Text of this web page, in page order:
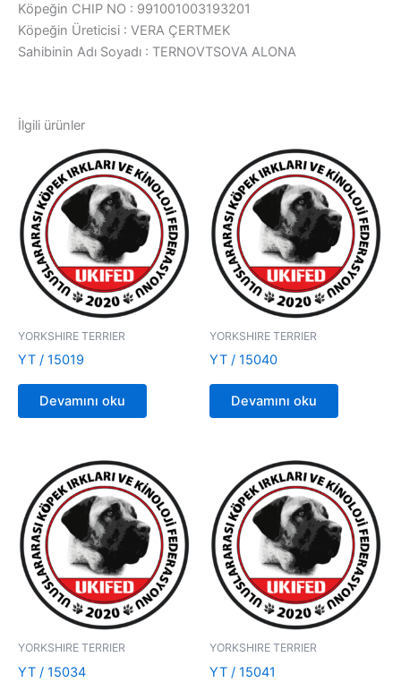
Köpeğin CHIP NO : 991001003193201
Köpeğin Üreticisi : VERA ÇERTMEK
Sahibinin Adı Soyadı : TERNOVTSOVA ALONA
İlgili ürünler
YORKSHIRE TERRIER
YT / 15019
Devamını oku
YORKSHIRE TERRIER
YT / 15040
Devamını oku
YORKSHIRE TERRIER
YT / 15034
YORKSHIRE TERRIER
YT / 15041